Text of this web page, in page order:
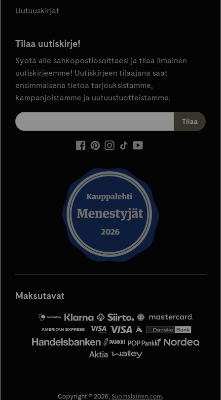
Uutuuskirjat
Tilaa uutiskirje!
Syötä alle sähköpostiosoitteesi ja tilaa ilmainen
uutiskirjeemme! Uutiskirjeen tilaajana saat
ensimmäisenä tietoa tarjouksistamme,
kampanjoistamme ja uutuustuotteistamme.
ulkoinen
avautuu
uuteen
välilehteen
ulkoinen
avautuu
uuteen
välilehteen
ulkoinen
avautuu
uuteen
välilehteen
ulkoinen
uuteen
välilehteen
välilehteen
Maksutavat
MobilePay
Säästöpankki
Siirto
OP
Mastercard
Copyright © 2026, Suomalainen.com.